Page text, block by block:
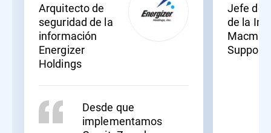
Arquitecto de
seguridad de la
información
Energizer
Holdings
Desde que
implementamos
Jefe de
de la
Support